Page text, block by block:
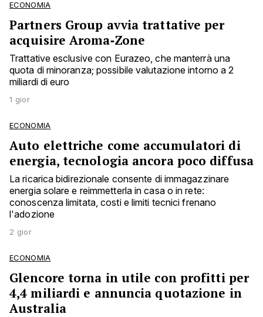
ECONOMIA
Partners Group avvia trattative per
acquisire Aroma‑Zone
Trattative esclusive con Eurazeo, che manterrà una
quota di minoranza; possibile valutazione intorno a 2
miliardi di euro
1 gior
ECONOMIA
Auto elettriche come accumulatori di
energia, tecnologia ancora poco diffusa
La ricarica bidirezionale consente di immagazzinare
energia solare e reimmetterla in casa o in rete:
conoscenza limitata, costi e limiti tecnici frenano
l'adozione
2 gior
ECONOMIA
Glencore torna in utile con profitti per
4,4 miliardi e annuncia quotazione in
Australia